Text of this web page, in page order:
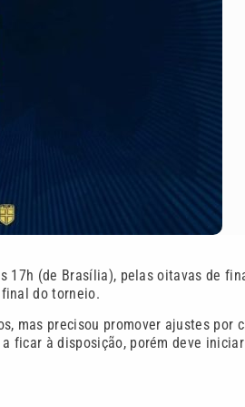
17h (de Brasília), pelas oitavas de
do torneio.
mas precisou promover ajustes por
ficar à disposição, porém deve